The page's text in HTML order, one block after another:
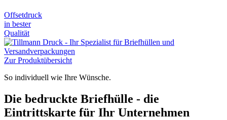
Offsetdruck
in bester
Qualität
Zur Produktübersicht
So individuell wie Ihre Wünsche.
Die bedruckte Briefhülle - die
Eintrittskarte für Ihr Unternehmen